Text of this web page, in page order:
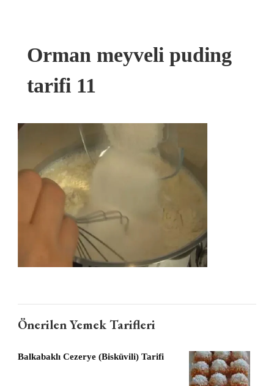
Orman meyveli puding
tarifi 11
Önerilen Yemek Tarifleri
Balkabaklı Cezerye (Bisküvili) Tarifi